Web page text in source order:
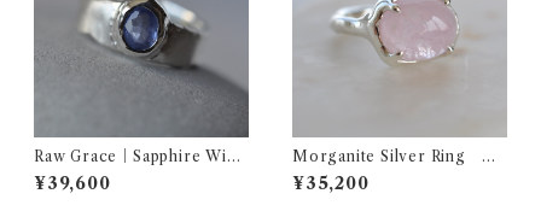
Raw Grace｜Sapphire Wide
Ring サファイア シルバー
ワイドリング
¥39,600
Morganite Silver Ring モ
ルガナイト シルバーリング
¥35,200